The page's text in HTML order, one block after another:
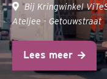
Bij Kringwinkel
Ateljee - Getouwstraat
Lees meer